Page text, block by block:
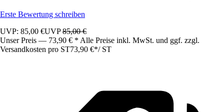
Erste Bewertung schreiben
UVP: 85,00 €UVP85,00 €
Unser Preis — 73,90 € * Alle Preise inkl. MwSt. und ggf. zzgl.
Versandkosten pro ST73,90 €*/ ST